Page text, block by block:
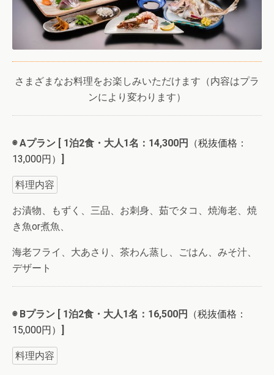
さまざまなお料理をお楽しみいただけます（内容はプラ
ンにより変わります）
◉ Aプラン [ 1泊2食・大人1名：14,300円
（税抜価格：
13,000円）
料理内容
お漬物、もずく、三品、お刺身、茹でタコ、焼海老、焼
き魚or煮魚、
海老フライ、大あさり、茶わん蒸し、ごはん、みそ汁、
デザート
◉ Bプラン [ 1泊2食・大人1名：16,500円
（税抜価格：
15,000円）
料理内容